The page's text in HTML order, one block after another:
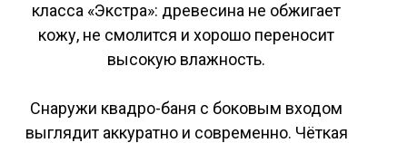
класса «Экстра»: древесина не обжигает
кожу, не смолится и хорошо переносит
высокую влажность.
Снаружи квадро-баня с боковым входом
выглядит аккуратно и современно. Чёткая